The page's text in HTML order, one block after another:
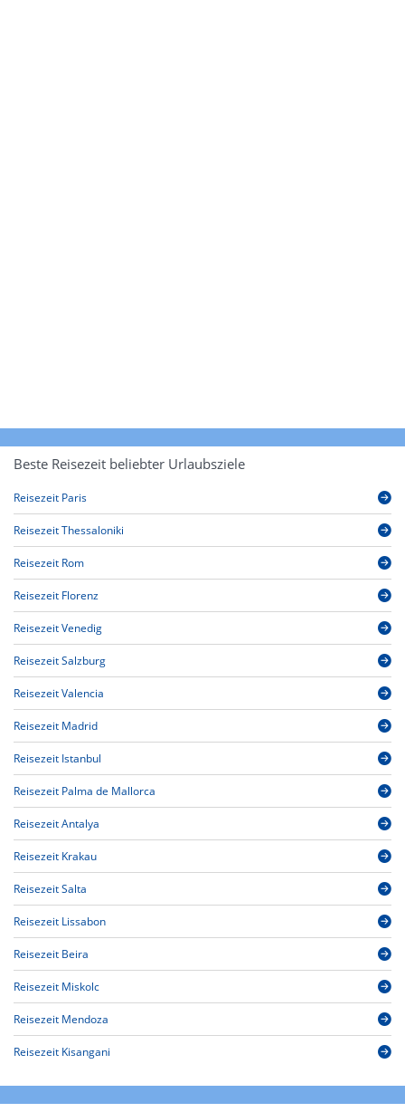
Beste Reisezeit beliebter Urlaubsziele
Reisezeit Paris
Reisezeit Thessaloniki
Reisezeit Rom
Reisezeit Florenz
Reisezeit Venedig
Reisezeit Salzburg
Reisezeit Valencia
Reisezeit Madrid
Reisezeit Istanbul
Reisezeit Palma de Mallorca
Reisezeit Antalya
Reisezeit Krakau
Reisezeit Salta
Reisezeit Lissabon
Reisezeit Beira
Reisezeit Miskolc
Reisezeit Mendoza
Reisezeit Kisangani